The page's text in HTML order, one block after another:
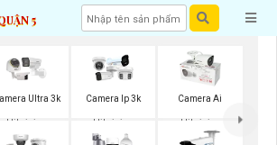
5
Ultra 3k
Hikvision
Camera Ip 3k
Hikvision
Camera Ai
Hikvision